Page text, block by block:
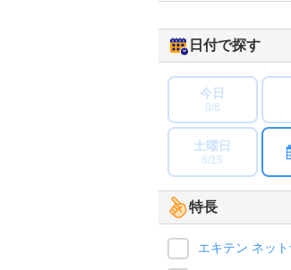
日付で探す
今日
8/8
土曜日
8/15
特長
エキテン ネッ